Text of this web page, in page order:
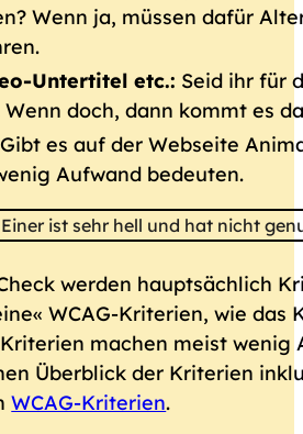
Wenn ja, müssen dafür
Untertitel etc.: Seid ihr für
doch, dann kommt es
Gibt es auf der Webseite
Aufwand bedeuten.
werden hauptsächlich
WCAG-Kriterien, wie
machen meist
Überblick der Kriterien
WCAG-Kriterien.